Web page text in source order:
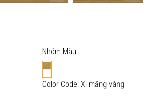
Nhóm Màu:
Color Code: Xi măng vàng